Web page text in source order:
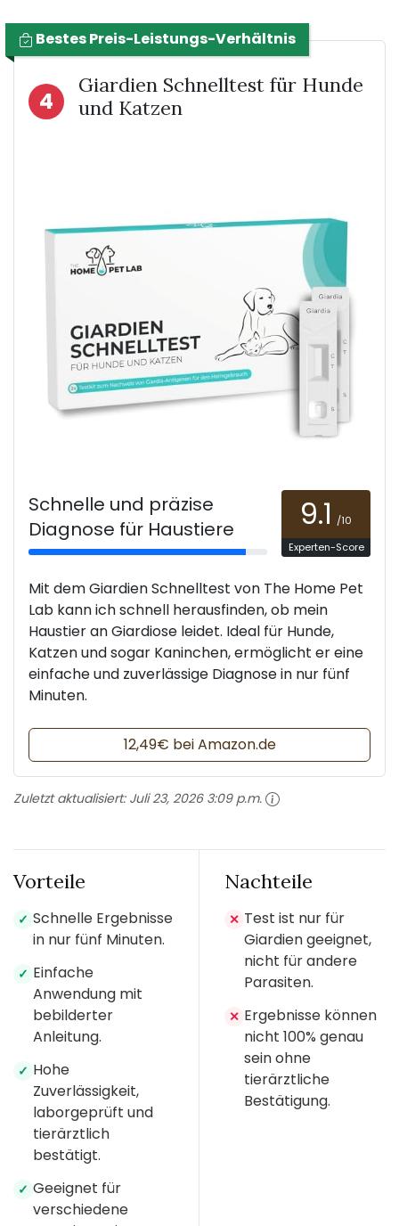
Bestes Preis-Leistungs-Verhältnis
4
Giardien Schnelltest für Hunde
und Katzen
Schnelle und präzise
Diagnose für Haustiere
9.1 /10
Experten-Score
Mit dem Giardien Schnelltest von The Home Pet
Lab kann ich schnell herausfinden, ob mein
Haustier an Giardiose leidet. Ideal für Hunde,
Katzen und sogar Kaninchen, ermöglicht er eine
einfache und zuverlässige Diagnose in nur fünf
Minuten.
12,49€ bei Amazon.de
Zuletzt aktualisiert: Juli 23, 2026 3:09 p.m.
Vorteile
✓ Schnelle Ergebnisse
in nur fünf Minuten.
✓ Einfache
Anwendung mit
bebilderter
Anleitung.
✓ Hohe
Zuverlässigkeit,
laborgeprüft und
tierärztlich
bestätigt.
✓ Geeignet für
verschiedene
Nachteile
✕ Test ist nur für
Giardien geeignet,
nicht für andere
Parasiten.
✕ Ergebnisse können
nicht 100% genau
sein ohne
tierärztliche
Bestätigung.